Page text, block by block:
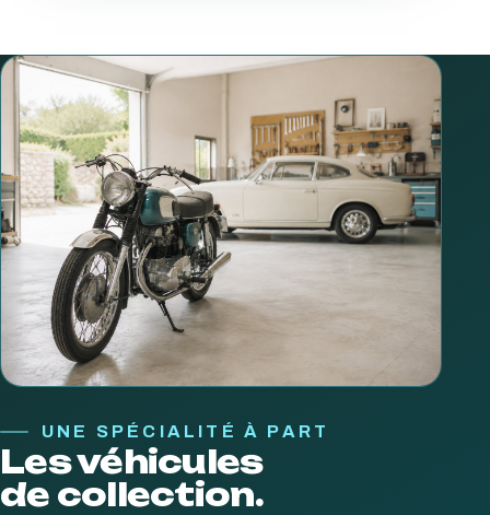
UNE SPÉCIALITÉ À PART
Les véhicules
de collection.